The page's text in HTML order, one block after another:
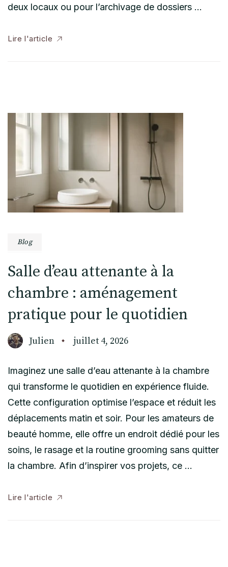
deux locaux ou pour l’archivage de dossiers …
Lire l'article
Blog
Salle d’eau attenante à la
chambre : aménagement
pratique pour le quotidien
Julien juillet 4, 2026
Imaginez une salle d’eau attenante à la chambre
qui transforme le quotidien en expérience fluide.
Cette configuration optimise l’espace et réduit les
déplacements matin et soir. Pour les amateurs de
beauté homme, elle offre un endroit dédié pour les
soins, le rasage et la routine grooming sans quitter
la chambre. Afin d’inspirer vos projets, ce …
Lire l'article